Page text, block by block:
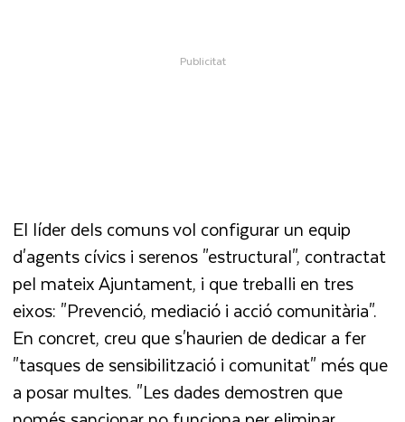
El líder dels comuns vol configurar un equip
d'agents cívics i serenos "estructural", contractat
pel mateix Ajuntament, i que treballi en tres
eixos: "Prevenció, mediació i acció comunitària".
En concret, creu que s'haurien de dedicar a fer
"tasques de sensibilització i comunitat" més que
a posar multes. "Les dades demostren que